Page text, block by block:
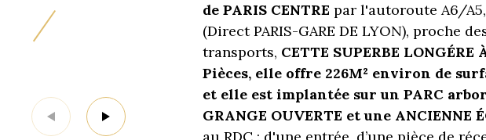
de PARIS CENTRE par l'autoroute A6/
(Direct PARIS-GARE DE LYON), proche
transports, CETTE SUPERBE LONGÉRE
Pièces, elle offre 226M² environ de
et elle est implantée sur un PARC
GRANGE OUVERTE et une ANCIENNE